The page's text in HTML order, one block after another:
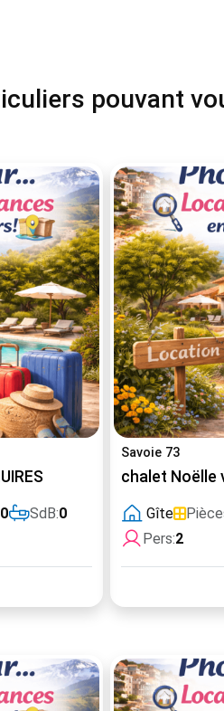
pouvant
0 SdB:0
Savoie 73
chalet Noëlle
Gîte
Pers:2